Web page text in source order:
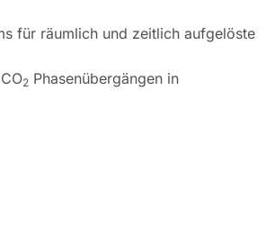
für räumlich und zeitlich aufgelöste
2 Phasenübergängen in